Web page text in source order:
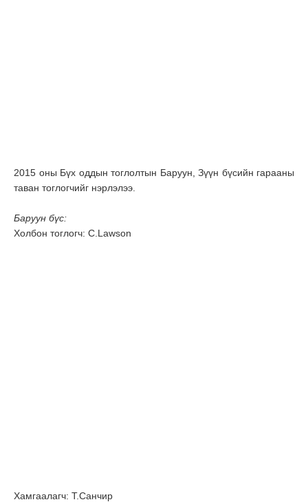
2015 оны Бүх оддын тоглолтын Баруун, Зүүн бүсийн гарааны
таван тоглогчийг нэрлэлээ.
Баруун бүс:
Холбон тоглогч: C.Lawson
Хамгаалагч: Т.Санчир